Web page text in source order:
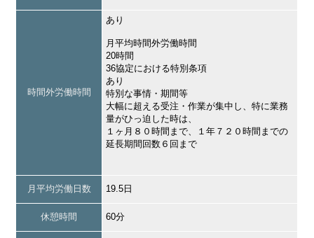
時間外労働時間
あり
月平均時間外労働時間
20時間
36協定における特別条項
あり
特別な事情・期間等
大幅に超える受注・作業が集中し、特に業務
量がひっ迫した時は、
１ヶ月８０時間まで、１年７２０時間までの
延長期間回数６回まで
月平均労働日数 19.5日
休憩時間 60分